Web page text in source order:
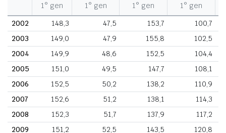
1° gen 1° gen 1° gen 1° gen
2002
148,3 47,5 153,7
100,7
2003
149,0 47,9 155,8
102,5
2004
149,9 48,6 152,5
104,4
2005
151,0 49,5 147,7
108,1
2006
152,5 50,2 138,2
110,9
2007
152,6 51,2 138,1
114,3
2008
152,3 51,7 137,9
117,2
2009
151,2 52,5 143,5 120,8